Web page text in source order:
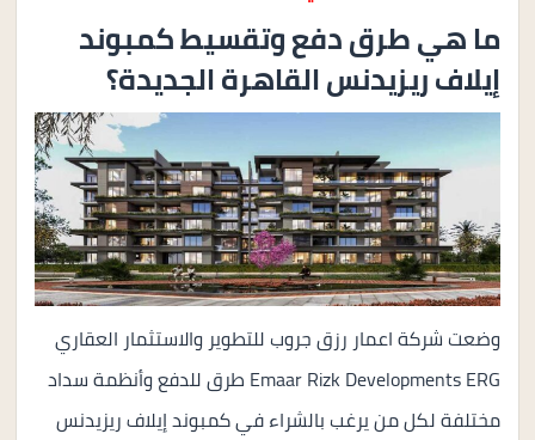
ما هي طرق دفع وتقسيط كمبوند
إيلاف ريزيدنس القاهرة الجديدة؟
وضعت شركة اعمار رزق جروب للتطوير والاستثمار العقاري
Emaar Rizk Developments ERG طرق للدفع وأنظمة سداد
مختلفة لكل من يرغب بالشراء في كمبوند إيلاف ريزيدنس